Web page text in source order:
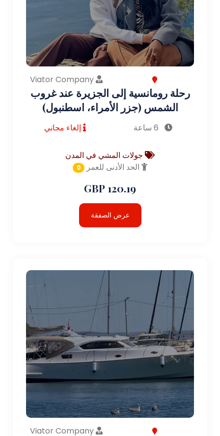
رحلة رومانسية إلى الجزيرة عند غروب
الشمس (جزر الأمراء، اسطنبول)
إلغاء مجاني
جولات المشي في المدن
الحد الأدنى للعمر
0
120.19 GBP
عرض الصفقة